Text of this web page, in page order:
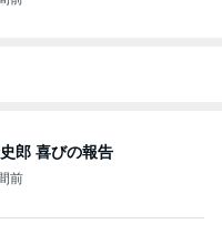
郎 喜びの報告
前